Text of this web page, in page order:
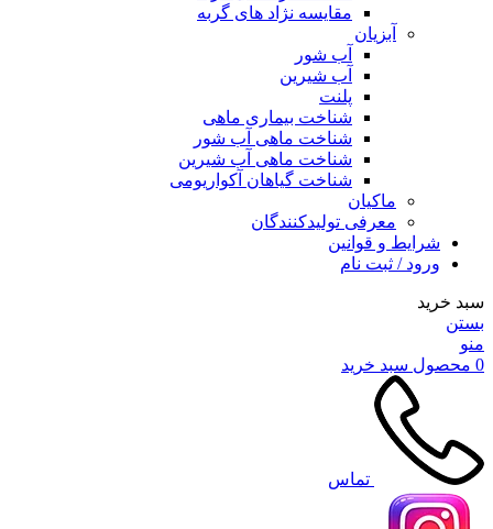
مقایسه نژاد های گربه
آبزیان
آب شور
آب شیرین
پلنت
شناخت بیماری ماهی
شناخت ماهی آب شور
شناخت ماهی آب شیرین
شناخت گیاهان آکواریومی
ماکیان
معرفی تولیدکنندگان
شرایط و قوانین
ورود / ثبت نام
سبد خرید
بستن
منو
0 محصول سبد خرید
تماس